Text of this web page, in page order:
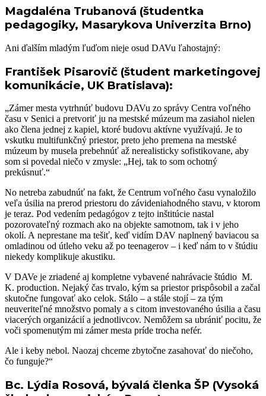
Magdaléna Trubanová (študentka
pedagogiky, Masarykova Univerzita Brno)
Ani ďalším mladým ľuďom nieje osud DAVu ľahostajný:
František Pisarovič (študent marketingovej
komunikácie, UK Bratislava):
„Zámer mesta vytrhnúť budovu DAVu zo správy Centra voľného
času v Senici a pretvoriť ju na mestské múzeum ma zasiahol nielen
ako člena jednej z kapiel, ktoré budovu aktívne využívajú. Je to
vskutku multifunkčný priestor, preto jeho premena na mestské
múzeum by musela prebehnúť až nerealisticky sofistikovane, aby
som si povedal niečo v zmysle: „Hej, tak to som ochotný
prekúsnuť.“
No netreba zabudnúť na fakt, že Centrum voľného času vynaložilo
veľa úsilia na prerod priestoru do závideniahodného stavu, v ktorom
je teraz. Pod vedením pedagógov z tejto inštitúcie nastal
pozorovateľný rozmach ako na objekte samotnom, tak i v jeho
okolí. A neprestane ma tešiť, keď vidím DAV naplnený baviacou sa
omladinou od útleho veku až po teenagerov – i keď nám to v štúdiu
niekedy komplikuje akustiku.
V DAVe je zriadené aj kompletne vybavené nahrávacie štúdio M.
K. production. Nejaký čas trvalo, kým sa priestor prispôsobil a začal
skutočne fungovať ako celok. Stálo – a stále stojí – za tým
neuveriteľné množstvo pomaly a s citom investovaného úsilia a času
viacerých organizácií a jednotlivcov. Nemôžem sa ubrániť pocitu, že
voči spomenutým mi zámer mesta príde trocha nefér.
Ale i keby nebol. Naozaj chceme zbytočne zasahovať do niečoho,
čo funguje?“
Bc. Lýdia Rosová, bývalá členka ŠP (Vysoká